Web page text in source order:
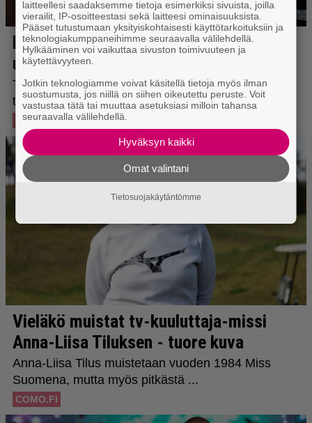
laitteellesi saadaksemme tietoja esimerkiksi sivuista, joilla
vierailit, IP-osoitteestasi sekä laitteesi ominaisuuksista.
Pääset tutustumaan yksityiskohtaisesti käyttötarkoituksiin ja
teknologiakumppaneihimme seuraavalla välilehdellä.
Hylkääminen voi vaikuttaa sivuston toimivuuteen ja
käytettävyyteen.
Jotkin teknologiamme voivat käsitellä tietoja myös ilman
suostumusta, jos niillä on siihen oikeutettu peruste. Voit
vastustaa tätä tai muuttaa asetuksiasi milloin tahansa
seuraavalla välilehdellä.
Hyväksyn kaikki
Omat valintani
Tietosuojakäytäntömme